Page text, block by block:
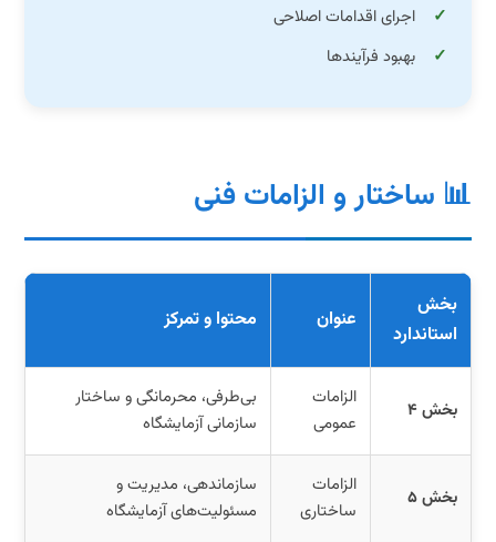
اجرای اقدامات اصلاحی
بهبود فرآیندها
📊 ساختار و الزامات فنی
بخش
استاندارد
عنوان محتوا و تمرکز
بخش ۴
الزامات
عمومی
بی‌طرفی، محرمانگی و ساختار
سازمانی آزمایشگاه
بخش ۵
الزامات
ساختاری
سازماندهی، مدیریت و
مسئولیت‌های آزمایشگاه